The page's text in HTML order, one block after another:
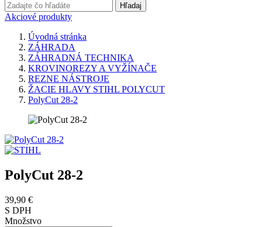
Hľadaj
Akciové produkty
Úvodná stránka
ZÁHRADA
ZÁHRADNÁ TECHNIKA
KROVINOREZY A VYŽÍNAČE
REZNE NÁSTROJE
ŽACIE HLAVY STIHL POLYCUT
PolyCut 28-2
PolyCut 28-2
39,90 €
S DPH
Množstvo